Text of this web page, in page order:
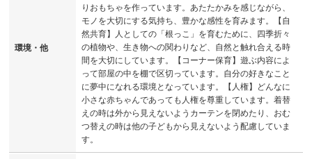
環境・他
りおもちゃを作っています。あたたかみを感じながら、
モノを大切にする気持ち、豊かな感性を育みます。【自
然共育】人としての「根っこ」を育むために、四季折々
の植物や、生き物への関わりなど、自然と触れ合える時
間を大切にしています。【コーナー保育】遊ぶ内容によ
って部屋の中を棚で区切っています。自分の好きなこと
に夢中になれる環境となっています。【人権】どんなに
小さな赤ちゃんであっても人権を尊重しています。着替
えの時は外から見えないようカーテンを閉めたり、おむ
つ替えの時は他の子どもから見えないよう配慮していま
す。